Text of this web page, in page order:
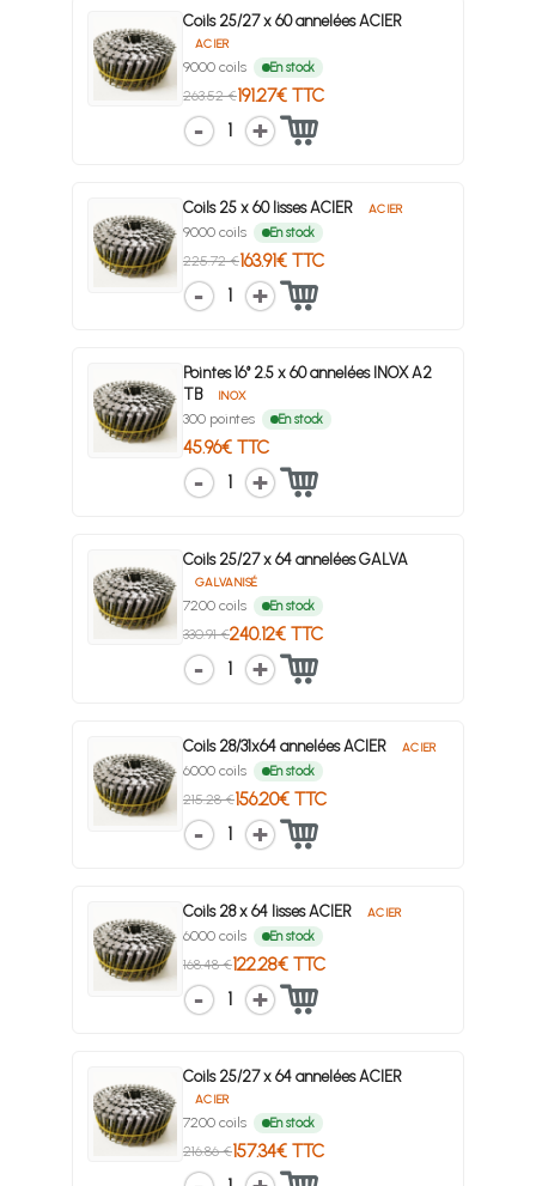
Coils 25/27 x 60 annelées ACIER
ACIER
9000 coils En stock
263.52 €191.27€ TTC
1
Coils 25 x 60 lisses ACIER ACIER
9000 coils En stock
225.72 €163.91€ TTC
1
Pointes 16° 2.5 x 60 annelées INOX A2
TB
INOX
300 pointes En stock
45.96€ TTC
1
Coils 25/27 x 64 annelées GALVA
GALVANISÉ
7200 coils En stock
330.91 €240.12€ TTC
1
Coils 28/31x64 annelées ACIER ACIER
6000 coils En stock
215.28 €156.20€ TTC
1
Coils 28 x 64 lisses ACIER ACIER
6000 coils En stock
168.48 €122.28€ TTC
1
Coils 25/27 x 64 annelées ACIER
ACIER
7200 coils En stock
216.86 €157.34€ TTC